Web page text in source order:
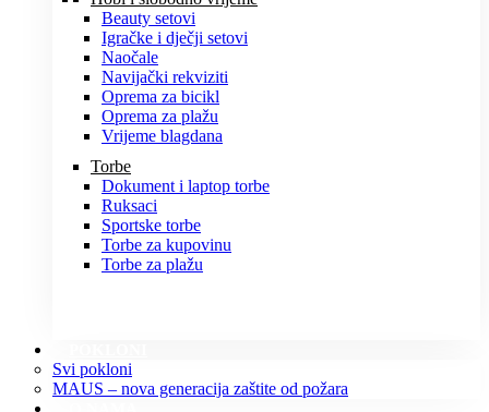
Beauty setovi
Igračke i dječji setovi
Naočale
Navijački rekviziti
Oprema za bicikl
Oprema za plažu
Vrijeme blagdana
Torbe
Dokument i laptop torbe
Ruksaci
Sportske torbe
Torbe za kupovinu
Torbe za plažu
Svi pokloni
MAUS – nova generacija zaštite od požara